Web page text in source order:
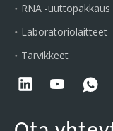
RNA -uuttopakkaus
Laboratoriolaitteet
Tarvikkeet